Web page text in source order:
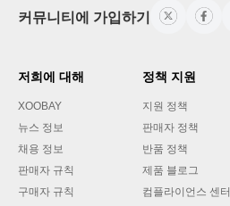
커뮤니티에 가입하기
저희에 대해
XOOBAY
뉴스 정보
채용 정보
판매자 규칙
구매자 규칙
정책 지원
지원 정책
판매자 정책
반품 정책
제품 블로그
컴플라이언스 센터